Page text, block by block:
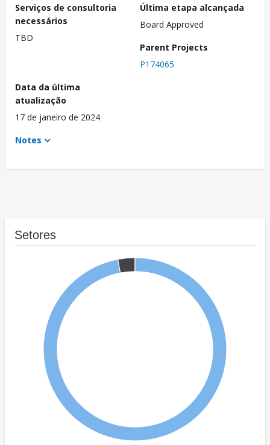
Serviços de consultoria
necessários
TBD
Última etapa alcançada
Board Approved
Parent Projects
P174065
Data da última
atualização
17 de janeiro de 2024
Notes
Setores